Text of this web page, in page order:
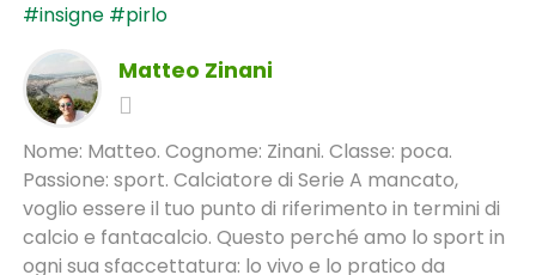
#insigne #pirlo
Matteo Zinani
Nome: Matteo. Cognome: Zinani. Classe: poca.
Passione: sport. Calciatore di Serie A mancato,
voglio essere il tuo punto di riferimento in termini di
calcio e fantacalcio. Questo perché amo lo sport in
ogni sua sfaccettatura: lo vivo e lo pratico da